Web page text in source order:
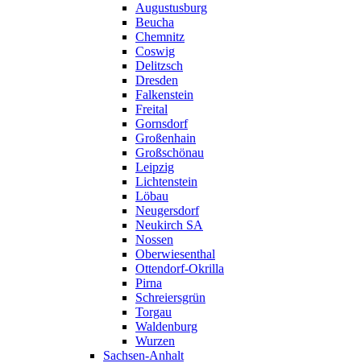
Augustusburg
Beucha
Chemnitz
Coswig
Delitzsch
Dresden
Falkenstein
Freital
Gornsdorf
Großenhain
Großschönau
Leipzig
Lichtenstein
Löbau
Neugersdorf
Neukirch SA
Nossen
Oberwiesenthal
Ottendorf-Okrilla
Pirna
Schreiersgrün
Torgau
Waldenburg
Wurzen
Sachsen-Anhalt